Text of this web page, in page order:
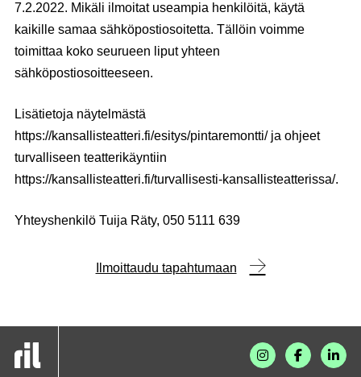
7.2.2022. Mikäli ilmoitat useampia henkilöitä, käytä
kaikille samaa sähköpostiosoitetta. Tällöin voimme
toimittaa koko seurueen liput yhteen
sähköpostiosoitteeseen.
Lisätietoja näytelmästä
https://kansallisteatteri.fi/esitys/pintaremontti/ ja ohjeet
turvalliseen teatterikäyntiin
https://kansallisteatteri.fi/turvallisesti-kansallisteatterissa/.
Yhteyshenkilö Tuija Räty, 050 5111 639
Ilmoittaudu tapahtumaan